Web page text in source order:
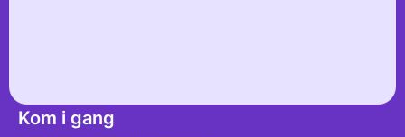
Kom i gang